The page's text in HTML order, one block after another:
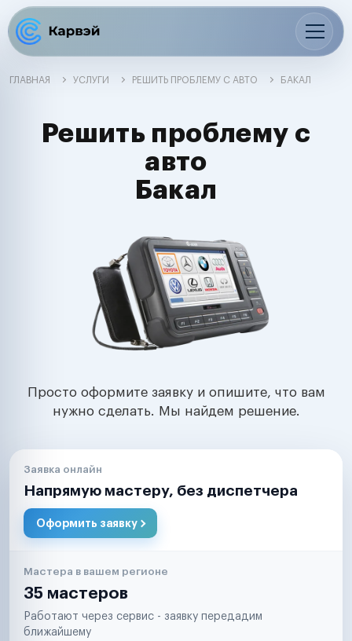
ГЛАВНАЯ УСЛУГИ РЕШИТЬ ПРОБЛЕМУ С АВТО БАКАЛ
Решить проблему с
авто
Бакал
Просто оформите заявку и опишите, что вам
нужно сделать. Мы найдем решение.
Заявка онлайн
Напрямую мастеру, без диспетчера
Оформить заявку
Мастера в вашем регионе
35 мастеров
Работают через сервис - заявку передадим
ближайшему